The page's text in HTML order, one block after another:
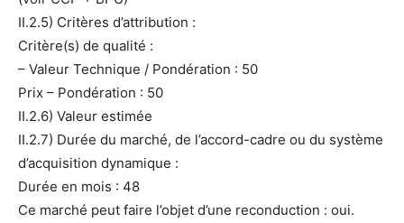
II.2.5) Critères d’attribution :
Critère(s) de qualité :
– Valeur Technique / Pondération : 50
Prix – Pondération : 50
II.2.6) Valeur estimée
II.2.7) Durée du marché, de l’accord-cadre ou du système
d’acquisition dynamique :
Durée en mois : 48
Ce marché peut faire l’objet d’une reconduction : oui.